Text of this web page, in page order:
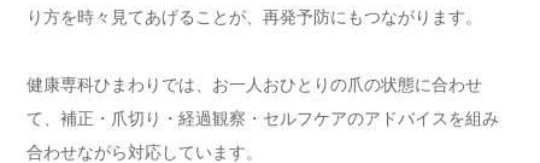
り方を時々見てあげることが、再発予防にもつながります。
健康専科ひまわりでは、お一人おひとりの爪の状態に合わせ
て、補正・爪切り・経過観察・セルフケアのアドバイスを組み
合わせながら対応しています。